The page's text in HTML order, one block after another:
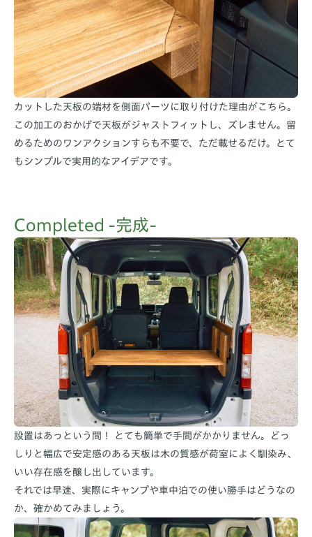
カットした天板の端材を側面パーツに取り付けた理由がこちら。
この加工のおかげで天板がジャストフィットし、ズレません。留
めるためのワンアクションすらも不要で、ただ載せるだけ。とて
もシンプルで実用的なアイデアです。
Completed -完成-
設置はあっという間！ とても簡単で手間がかかりません。どっ
しりと幅広で安定感のある天板は木の質感が荷室によく馴染み、
いい存在感を醸し出しています。
それでは早速、実際にキャンプや車中泊での使い勝手はどうなの
か、確かめてみましょう。